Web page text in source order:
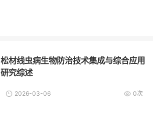
松材线虫病生物防治技术集成与综合应用
研究综述
0次
2026-03-06